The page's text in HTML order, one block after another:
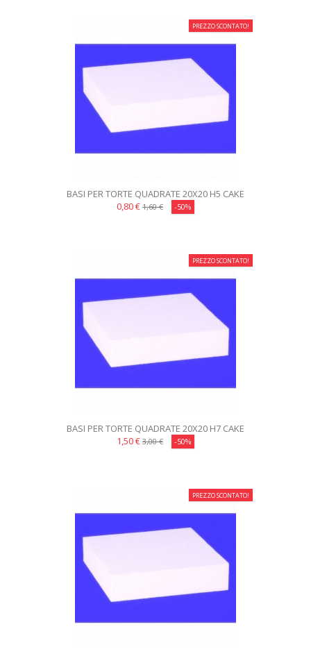
PREZZO SCONTATO!
BASI PER TORTE QUADRATE 20X20 H5 CAKE
DESIGN
0,80 € 1,60 € -50%
PREZZO SCONTATO!
BASI PER TORTE QUADRATE 20X20 H7 CAKE
DESIGN
1,50 € 3,00 € -50%
PREZZO SCONTATO!